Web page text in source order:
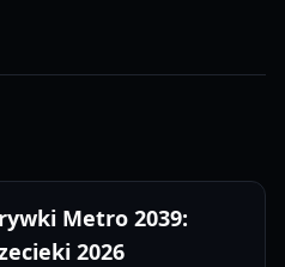
Metro 2039:
2026